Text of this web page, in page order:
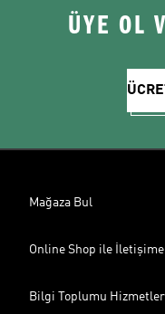
ÜYE OL
Mağaza Bul
Online Shop ile İletişime
Bilgi Toplumu